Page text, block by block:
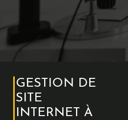
GESTION DE
SITE
INTERNET À